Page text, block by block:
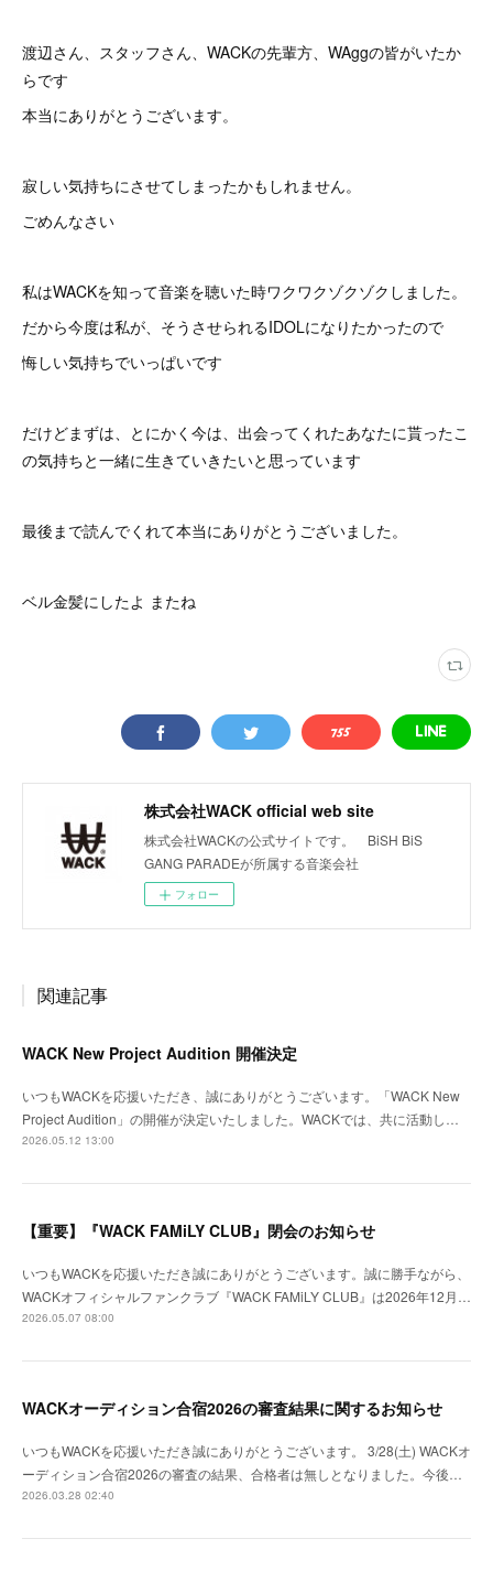
渡辺さん、スタッフさん、WACKの先輩方、WAggの皆がいたか
らです
本当にありがとうございます。
寂しい気持ちにさせてしまったかもしれません。
ごめんなさい
私はWACKを知って音楽を聴いた時ワクワクゾクゾクしました。
だから今度は私が、そうさせられるIDOLになりたかったので
悔しい気持ちでいっぱいです
だけどまずは、とにかく今は、出会ってくれたあなたに貰ったこ
の気持ちと一緒に生きていきたいと思っています
最後まで読んでくれて本当にありがとうございました。
ベル金髪にしたよ またね
株式会社WACK official web site
株式会社WACKの公式サイトです。 BiSH BiS
GANG PARADEが所属する音楽会社
フォロー
関連記事
WACK New Project Audition 開催決定
いつもWACKを応援いただき、誠にありがとうございます。「WACK New
Project Audition」の開催が決定いたしました。WACKでは、共に活動し…
2026.05.12 13:00
【重要】『WACK FAMiLY CLUB』閉会のお知らせ
いつもWACKを応援いただき誠にありがとうございます。誠に勝手ながら、
WACKオフィシャルファンクラブ『WACK FAMiLY CLUB』は2026年12月…
2026.05.07 08:00
WACKオーディション合宿2026の審査結果に関するお知らせ
いつもWACKを応援いただき誠にありがとうございます。 3/28(土) WACKオ
ーディション合宿2026の審査の結果、合格者は無しとなりました。今後…
2026.03.28 02:40